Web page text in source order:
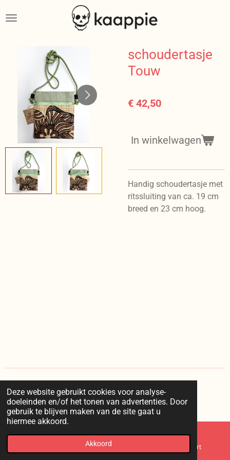
Deze website gebruikt cookies voor analyse-
doeleinden en/of het tonen van advertenties. Door
gebruik te blijven maken van de site gaat u
hiermee akkoord.
Akkoord
direct
hoofdinhoud
schoudertasje
Touw
€ 42,50
In winkelwagen
Handig schoudertasje met
ritssluiting van ca. 19 cm
breed en 23 cm hoog.
I
n
s
t
a
r
© 2025 kaappie /voorwaarden /privacy/retourneren
Telefoonnummer Kaart